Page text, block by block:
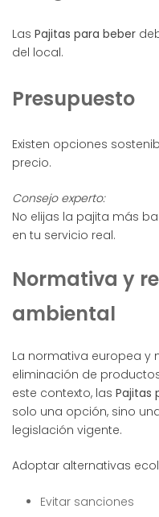
Las Pajitas para beber
del local.
Presupuesto
Existen opciones
precio.
Consejo experto:
No elijas la pajita más
en tu servicio real.
Normativa y
ambiental
La normativa europea y
eliminación de
este contexto, las Pajitas
solo una opción, sino
legislación vigente.
Adoptar alternativas
Evitar sanciones